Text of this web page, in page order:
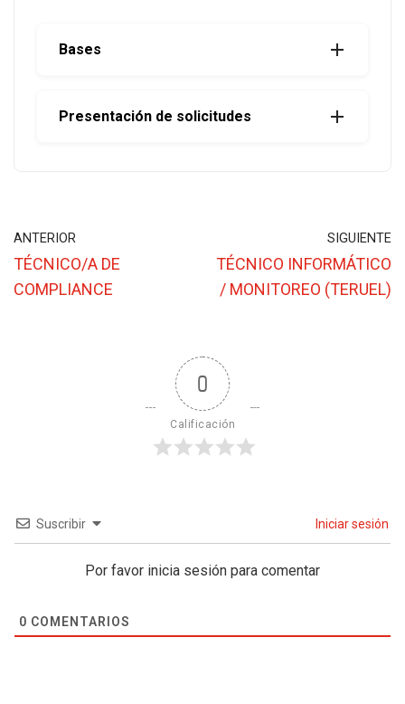
Bases
Presentación de solicitudes
ANTERIOR
TÉCNICO/A DE
COMPLIANCE
SIGUIENTE
TÉCNICO INFORMÁTICO
/ MONITOREO (TERUEL)
0
Calificación
Suscribir Iniciar sesión
Por favor inicia sesión para comentar
0 COMENTARIOS